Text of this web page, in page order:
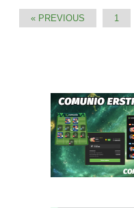
« PREVIOUS 1